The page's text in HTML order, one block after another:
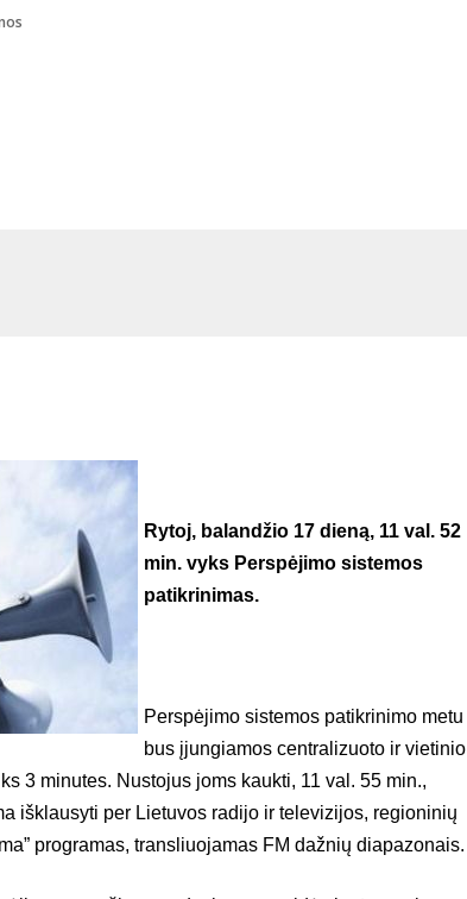
Rytoj, balandžio 17 dieną, 11 val. 52
min. vyks Perspėjimo sistemos
patikrinimas.
Perspėjimo sistemos patikrinimo metu
bus įjungiamos centralizuoto ir vietinio
3 minutes. Nustojus joms kaukti, 11 val. 55 min.,
išklausyti per Lietuvos radijo ir televizijos, regioninių
programas, transliuojamas FM dažnių diapazonais.